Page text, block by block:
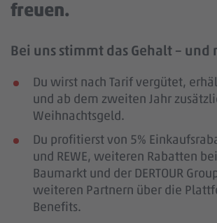
freuen.
Bei uns stimmt das Gehalt – und
Du wirst nach Tarif vergütet,
und ab dem zweiten Jahr
Weihnachtsgeld.
Du profitierst von 5%
und REWE, weiteren Rabatten
Baumarkt und der DERTOUR
weiteren Partnern über die
Benefits.